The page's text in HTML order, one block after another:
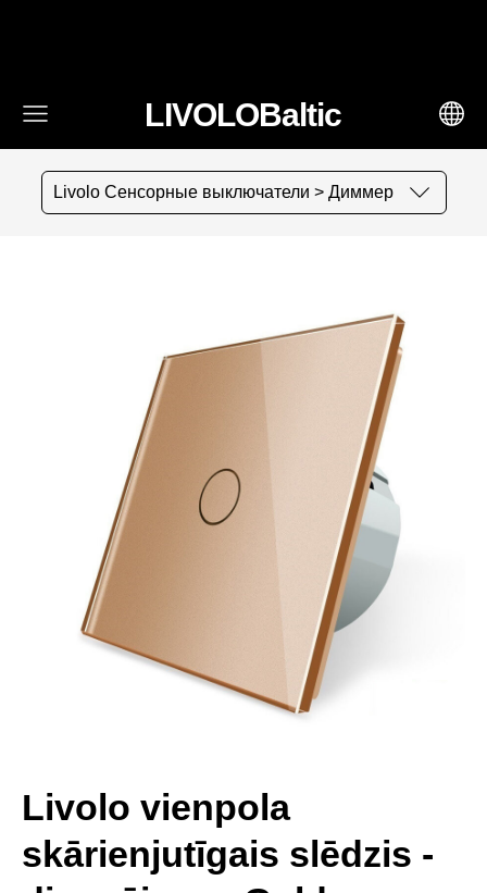
LIVOLOBaltic
Livolo Сенсорные выключатели > Диммер
Livolo vienpola
skārienjutīgais slēdzis -